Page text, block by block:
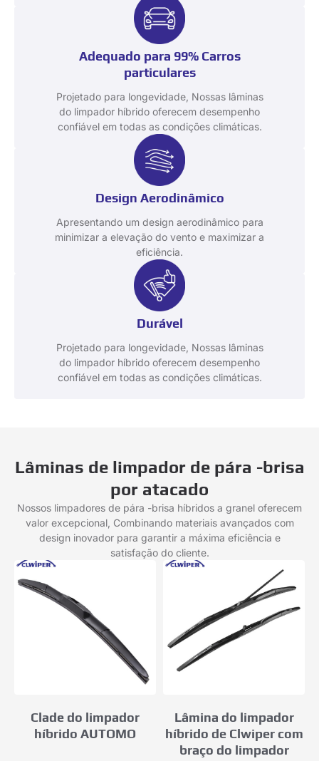
Adequado para 99% Carros
particulares
Projetado para longevidade, Nossas lâminas
do limpador híbrido oferecem desempenho
confiável em todas as condições climáticas.
Design Aerodinâmico
Apresentando um design aerodinâmico para
minimizar a elevação do vento e maximizar a
eficiência.
Durável
Projetado para longevidade, Nossas lâminas
do limpador híbrido oferecem desempenho
confiável em todas as condições climáticas.
Lâminas de limpador de pára -brisa
por atacado
Nossos limpadores de pára -brisa híbridos a granel oferecem
valor excepcional, Combinando materiais avançados com
design inovador para garantir a máxima eficiência e
satisfação do cliente.
Clade do limpador
híbrido AUTOMO
Lâmina do limpador
híbrido de Clwiper com
braço do limpador